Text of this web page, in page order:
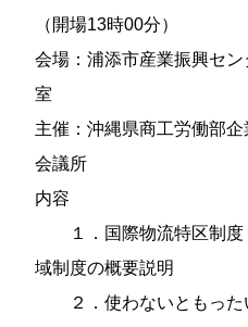
（開場13時00分）
会場：浦添市産業振興セ
室
主催：沖縄県商工労働部
会議所
内容
１．国際物流特区制度
域制度の概要説明
２．使わないともった